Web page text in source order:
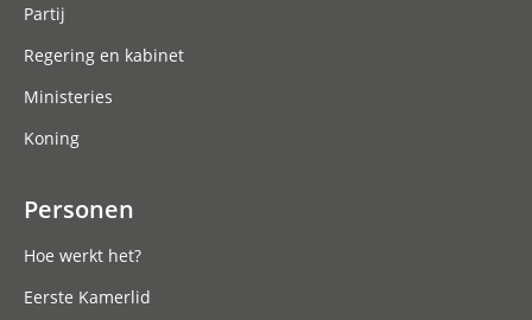
Partij
Regering en kabinet
Ministeries
Koning
Personen
Hoe werkt het?
Eerste Kamerlid